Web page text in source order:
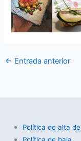
← Entrada anterior
Política de alta
Política de baja